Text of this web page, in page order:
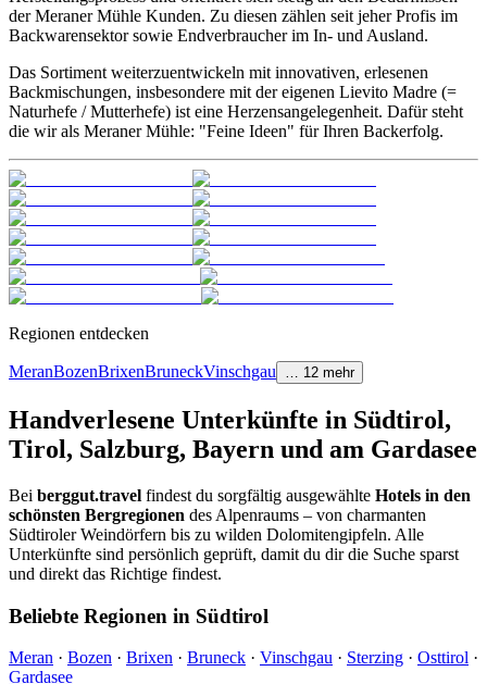
der Meraner Mühle Kunden. Zu diesen zählen seit jeher Profis im
Backwarensektor sowie Endverbraucher im In- und Ausland.
Das Sortiment weiterzuentwickeln mit innovativen, erlesenen
Backmischungen, insbesondere mit der eigenen Lievito Madre (=
Naturhefe / Mutterhefe) ist eine Herzensangelegenheit. Dafür steht
die wir als Meraner Mühle: "Feine Ideen" für Ihren Backerfolg.
Regionen entdecken
MeranBozenBrixenBruneckVinschgau … 12 mehr
Handverlesene Unterkünfte in Südtirol,
Tirol, Salzburg, Bayern und am Gardasee
Bei berggut.travel findest du sorgfältig ausgewählte Hotels in den
schönsten Bergregionen des Alpenraums – von charmanten
Südtiroler Weindörfern bis zu wilden Dolomitengipfeln. Alle
Unterkünfte sind persönlich geprüft, damit du dir die Suche sparst
und direkt das Richtige findest.
Beliebte Regionen in Südtirol
Meran · Bozen · Brixen · Bruneck · Vinschgau · Sterzing · Osttirol ·
Gardasee